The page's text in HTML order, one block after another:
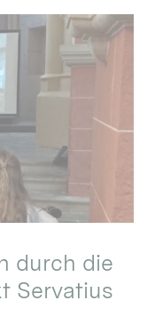
durch die
Servatius